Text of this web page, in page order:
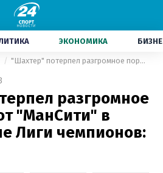
ЭКОНОМИКА
"Шахтер" потерпел разгромное поражение от "МанСити" в первом матче Лиги чемпионов: видео
разгромное
"МанСити" в
Лиги чемпионов: